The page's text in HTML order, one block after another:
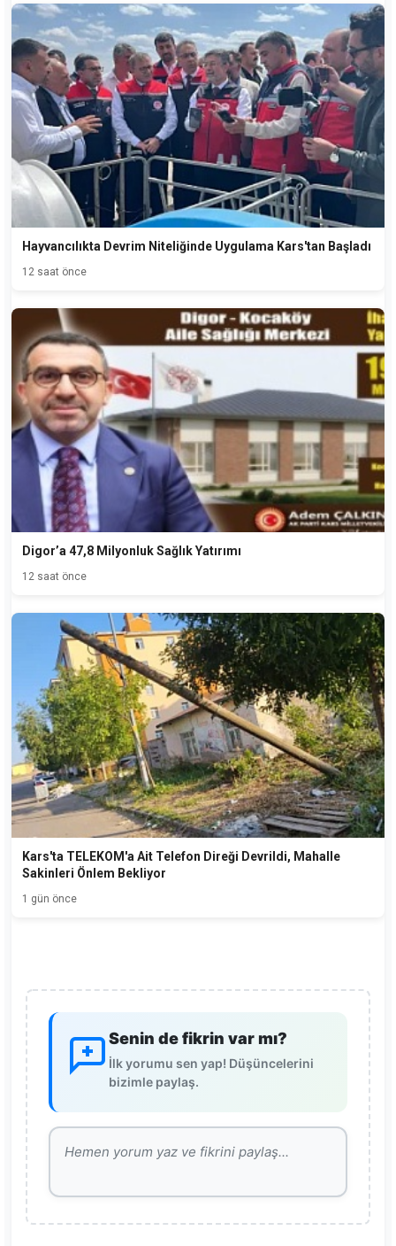
Hayvancılıkta Devrim Niteliğinde Uygulama Kars'tan Başladı
12 saat önce
Digor’a 47,8 Milyonluk Sağlık Yatırımı
12 saat önce
Kars'ta TELEKOM'a Ait Telefon Direği Devrildi, Mahalle
Sakinleri Önlem Bekliyor
1 gün önce
Senin de fikrin var mı?
İlk yorumu sen yap! Düşüncelerini
bizimle paylaş.